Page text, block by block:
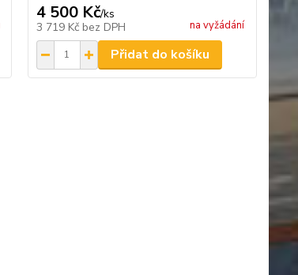
4 500 Kč/ks
3 719 Kč bez DPH na vyžádání
Přidat do košíku